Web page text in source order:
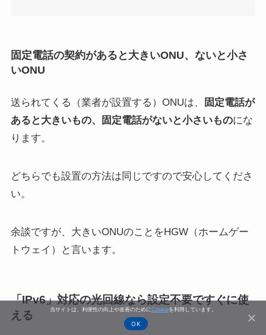
固定電話の契約があると大きいONU、ないと小さ
いONU
送られてくる（業者が設置する）ONUは、
固定電話が
あると大きいもの、固定電話がないと小さいものにな
ります。
どちらでも設置の方法は同じですので安心してくださ
い。
余談ですが、大きいONUのことをHGW（ホームゲー
トウェイ）と言います。
「IPv6」対応の光回線なら設定不要ですぐに使
える
当サイトは、利便性の向上や改善のためにCookieを利用しています。
OK